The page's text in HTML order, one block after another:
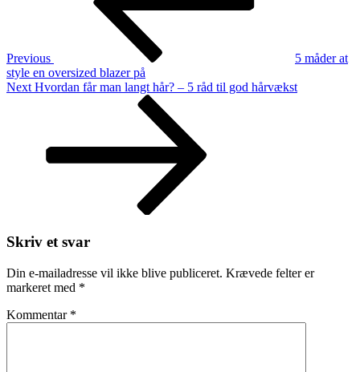
Previous
5 måder at
style en oversized blazer på
Next
Next Hvordan får man langt hår? – 5 råd til god hårvækst
Skriv et svar
Din e-mailadresse vil ikke blive publiceret. Krævede felter er
markeret med *
Kommentar *